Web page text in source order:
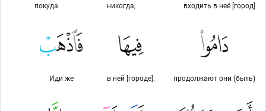
входить в неё [город]
никогда,
покуда
продолжают они (быть)
в ней [городе].
Иди же